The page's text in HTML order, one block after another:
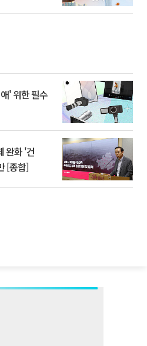
' 위한 필수
완화 '건
[종합]